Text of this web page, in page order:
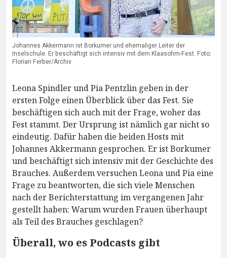
Johannes Akkermann ist Borkumer und ehemaliger Leiter der
Inselschule. Er beschäftigt sich intensiv mit dem Klaasohm-Fest. Foto:
Florian Ferber/Archiv
Leona Spindler und Pia Pentzlin geben in der
ersten Folge einen Überblick über das Fest. Sie
beschäftigen sich auch mit der Frage, woher das
Fest stammt. Der Ursprung ist nämlich gar nicht so
eindeutig. Dafür haben die beiden Hosts mit
Johannes Akkermann gesprochen. Er ist Borkumer
und beschäftigt sich intensiv mit der Geschichte des
Brauches. Außerdem versuchen Leona und Pia eine
Frage zu beantworten, die sich viele Menschen
nach der Berichterstattung im vergangenen Jahr
gestellt haben: Warum wurden Frauen überhaupt
als Teil des Brauches geschlagen?
Überall, wo es Podcasts gibt